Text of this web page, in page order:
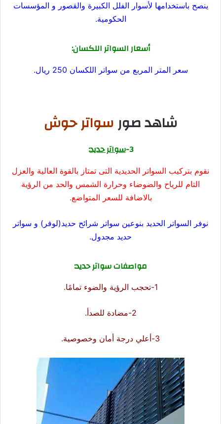
ينصح باستخدامها لأسوار الفلل الكبيرة والقصور و المؤسسات
الحكومية.
أسعار السواتر اللكسان:
سعر المتر المربع من سواتر اللكسان 250 ريال.
شاهد صورسواتر حوش
3- سواتر حديد:
نقوم بتركيب السواتر الحديدية التى تمتاز بالقوة العالية والعزل
التام للرياح والضوضاء وحرارة الشمس والحد من الرؤية
بالاضافة للسعر المتواضع.
نوفر السواتر الحديد بنوعين سواتر شرائح حديد(لوفر) و سواتر
حديد مجدول.
مواصفات سواتر حديد:
1-تحجب الرؤية والضوء تمامًا.
2-مضادة للصدأ.
3-أعلي درجة أمان وخصوصية.